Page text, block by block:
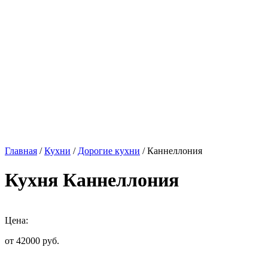
Главная /Кухни / Дорогие кухни / Каннеллония
Кухня Каннеллония
Цена:
от 42000 руб.